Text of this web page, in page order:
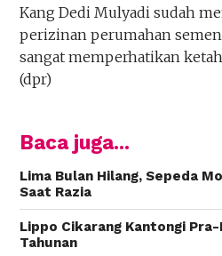
Kang Dedi Mulyadi sudah
perizinan perumahan
sangat memperhatikan
(dpr)
Baca juga...
Lima Bulan Hilang, Sepeda
Saat Razia
Lippo Cikarang Kantongi
Tahunan